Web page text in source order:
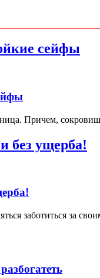
сейфы
Причем,
без ущерба!
заботиться за